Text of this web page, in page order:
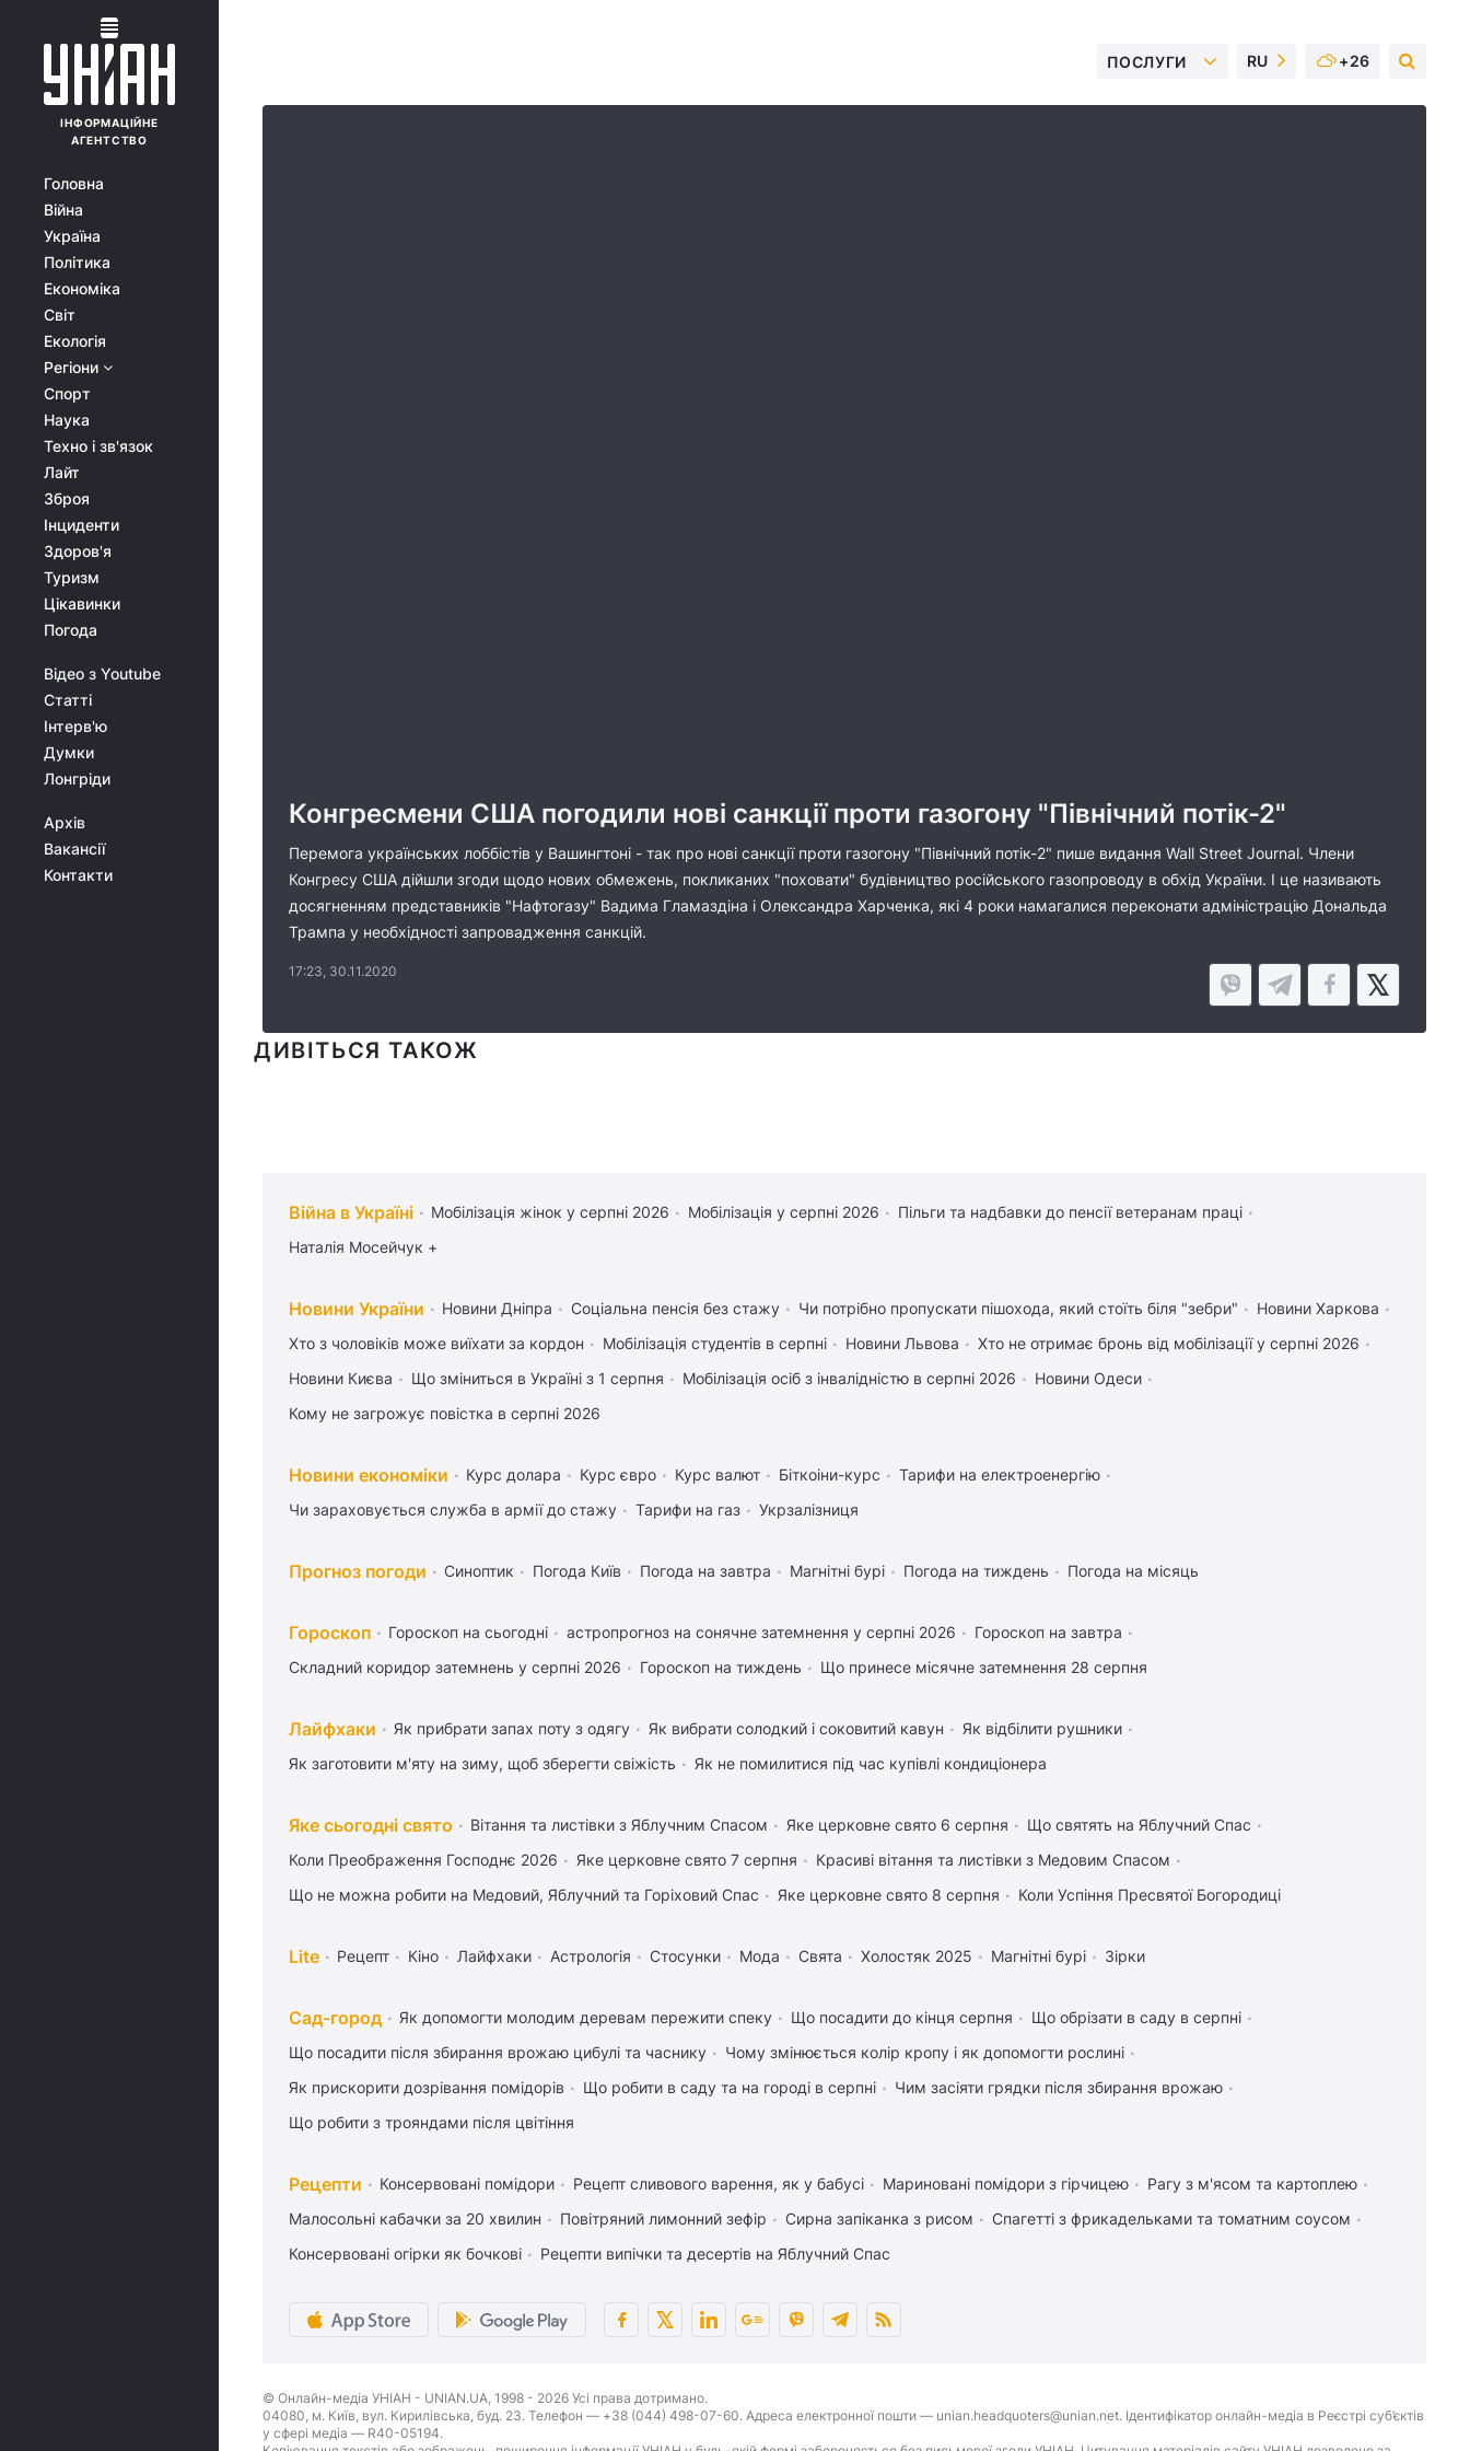
ІНФОРМАЦІЙНЕ
АГЕНТСТВО
Головна
Війна
Україна
Політика
Економіка
Світ
Екологія
Регіони
Спорт
Наука
Техно і зв'язок
Лайт
Зброя
Інциденти
Здоров'я
Туризм
Цікавинки
Погода
Відео з Youtube
Статті
Інтерв'ю
Думки
Лонгріди
Архів
Вакансії
Контакти
ПОСЛУГИ RU +26
Конгресмени США погодили нові санкції проти газогону "Північний потік-2"
Перемога українських лоббістів у Вашингтоні - так про нові санкції проти газогону "Північний потік-2" пише видання Wall Street Journal. Члени
Конгресу США дійшли згоди щодо нових обмежень, покликаних "поховати" будівництво російського газопроводу в обхід України. І це називають
досягненням представників "Нафтогазу" Вадима Гламаздіна і Олександра Харченка, які 4 роки намагалися переконати адміністрацію Дональда
Трампа у необхідності запровадження санкцій.
17:23, 30.11.2020
ДИВІТЬСЯ ТАКОЖ
Війна в Україні Мобілізація жінок у серпні 2026 Мобілізація у серпні 2026
Пільги та надбавки до пенсії ветеранам праці
Наталія Мосейчук +
Новини України Новини Дніпра Соціальна пенсія без стажу Чи потрібно пропускати пішохода, який стоїть біля "зебри"
Новини Харкова
Хто з чоловіків може виїхати за кордон
Мобілізація студентів в серпні Новини Львова
Хто не отримає бронь від мобілізації у серпні 2026
Новини Києва
Що зміниться в Україні з 1 серпня Мобілізація осіб з інвалідністю в серпні 2026
Новини Одеси
Кому не загрожує повістка в серпні 2026
Новини економіки Курс долара Курс євро Курс валют Біткоіни-курс
Тарифи на електроенергію
Чи зараховується служба в армії до стажу
Тарифи на газ Укрзалізниця
Прогноз погоди Синоптик Погода Київ Погода на завтра Магнітні бурі Погода на тиждень Погода на місяць
Гороскоп Гороскоп на сьогодні астропрогноз на сонячне затемнення у серпні 2026
Гороскоп на завтра
Складний коридор затемнень у серпні 2026
Гороскоп на тиждень Що принесе місячне затемнення 28 серпня
Лайфхаки Як прибрати запах поту з одягу Як вибрати солодкий і соковитий кавун
Як відбілити рушники
Як заготовити м'яту на зиму, щоб зберегти свіжість
Як не помилитися під час купівлі кондиціонера
Яке сьогодні свято Вітання та листівки з Яблучним Спасом Яке церковне свято 6 серпня
Що святять на Яблучний Спас
Коли Преображення Господнє 2026
Яке церковне свято 7 серпня
Красиві вітання та листівки з Медовим Спасом
Що не можна робити на Медовий, Яблучний та Горіховий Спас
Яке церковне свято 8 серпня Коли Успіння Пресвятої Богородиці
Lite Рецепт Кіно Лайфхаки Астрологія Стосунки Мода Свята Холостяк 2025 Магнітні бурі Зірки
Сад-город Як допомогти молодим деревам пережити спеку Що посадити до кінця серпня
Що обрізати в саду в серпні
Що посадити після збирання врожаю цибулі та часнику
Чому змінюється колір кропу і як допомогти рослині
Як прискорити дозрівання помідорів
Що робити в саду та на городі в серпні
Чим засіяти грядки після збирання врожаю
Що робити з трояндами після цвітіння
Рецепти Консервовані помідори Рецепт сливового варення, як у бабусі Мариновані помідори з гірчицею
Рагу з м'ясом та картоплею
Малосольні кабачки за 20 хвилин
Повітряний лимонний зефір Сирна запіканка з рисом
Спагетті з фрикадельками та томатним соусом
Консервовані огірки як бочкові
Рецепти випічки та десертів на Яблучний Спас
© Онлайн-медіа УНІАН - UNIAN.UA, 1998 - 2026 Усі права дотримано.
04080, м. Київ, вул. Кирилівська, буд. 23. Телефон — +38 (044) 498-07-60. Адреса електронної пошти — unian.headquoters@unian.net. Ідентифікатор онлайн-медіа в Реєстрі суб’єктів
у сфері медіа — R40-05194.